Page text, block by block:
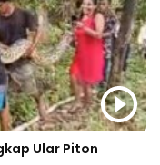
Ular Piton